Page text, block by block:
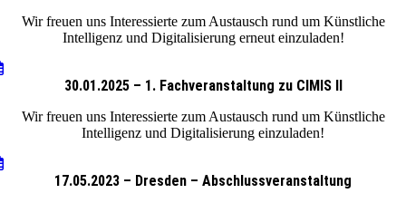
Wir freuen uns Interessierte zum Austausch rund um Künstliche
Intelligenz und Digitalisierung erneut einzuladen!
30.01.2025 – 1. Fachveranstaltung zu CIMIS II
Wir freuen uns Interessierte zum Austausch rund um Künstliche
Intelligenz und Digitalisierung einzuladen!
17.05.2023 – Dresden – Abschlussveranstaltung